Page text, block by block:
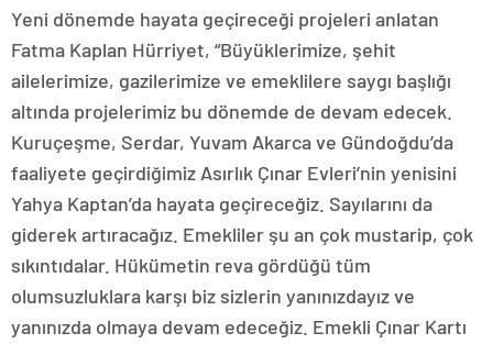
Yeni dönemde hayata geçireceği projeleri anlatan
Fatma Kaplan Hürriyet, “Büyüklerimize, şehit
ailelerimize, gazilerimize ve emeklilere saygı başlığı
altında projelerimiz bu dönemde de devam edecek.
Kuruçeşme, Serdar, Yuvam Akarca ve Gündoğdu’da
faaliyete geçirdiğimiz Asırlık Çınar Evleri’nin yenisini
Yahya Kaptan’da hayata geçireceğiz. Sayılarını da
giderek artıracağız. Emekliler şu an çok mustarip, çok
sıkıntıdalar. Hükümetin reva gördüğü tüm
olumsuzluklara karşı biz sizlerin yanınızdayız ve
yanınızda olmaya devam edeceğiz. Emekli Çınar Kartı